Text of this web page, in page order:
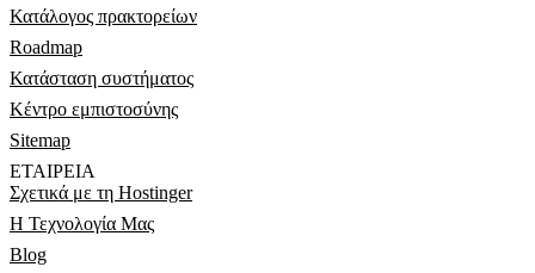
Κατάλογος πρακτορείων
Roadmap
Κατάσταση συστήματος
Κέντρο εμπιστοσύνης
Sitemap
ΕΤΑΙΡΕΊΑ
Σχετικά με τη Hostinger
Η Τεχνολογία Μας
Blog